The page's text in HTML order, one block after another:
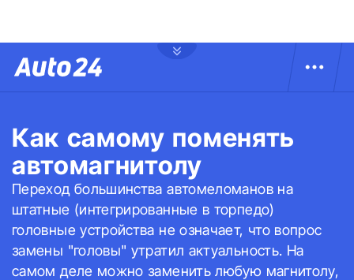
Как самому поменять
автомагнитолу
Переход большинства автомеломанов на
штатные (интегрированные в торпедо)
головные устройства не означает, что вопрос
замены "головы" утратил актуальность. На
самом деле можно заменить любую магнитолу,